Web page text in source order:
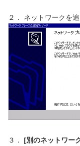
２． ネットワークを
３． [別のネットワー